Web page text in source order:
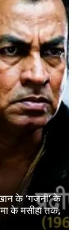
के ‘गजनी’ के
के मसीहा तक,